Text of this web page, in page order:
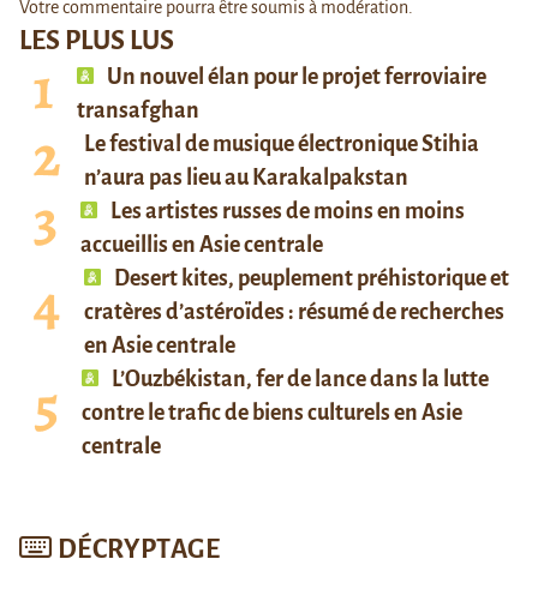
LES PLUS LUS
Un nouvel élan pour le projet ferroviaire
transafghan
Le festival de musique électronique Stihia
n’aura pas lieu au Karakalpakstan
Les artistes russes de moins en moins
accueillis en Asie centrale
Desert kites, peuplement préhistorique et
cratères d’astéroïdes : résumé de recherches
en Asie centrale
L’Ouzbékistan, fer de lance dans la lutte
contre le trafic de biens culturels en Asie
centrale
DÉCRYPTAGE
Votre commentaire pourra être soumis à modération.